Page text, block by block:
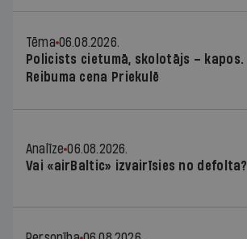
Tēma 06.08.2026.
Policists cietumā, skolotājs – kapos.
Reibuma cena Priekulē
Analīze 06.08.2026.
Vai «airBaltic» izvairīsies no defolta?